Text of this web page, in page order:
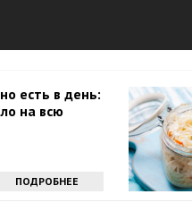
есть в день:
на всю
ПОДРОБНЕЕ